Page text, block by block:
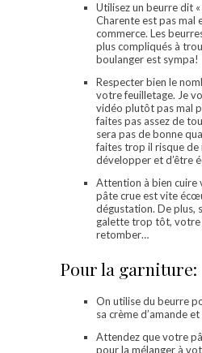
Utilisez un beurre dit «
Charente est pas mal
commerce. Les
plus compliqués à
boulanger est sympa!
Respecter bien le
votre feuilletage. Je
vidéo plutôt pas mal
faites pas assez de
sera pas de bonne
faites trop il risque de
développer et d’être
Attention à bien cuire
pâte crue est vite
dégustation. De plus,
galette trop tôt, votre
retomber…
Pour la garniture:
On utilise du beurre
sa crème d’amande
Attendez que votre
pour la mélanger à